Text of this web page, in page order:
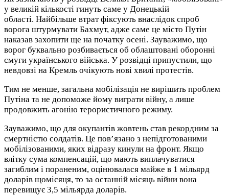
у великій кількості гинуть саме у Донецькій
області. Найбільше втрат фіксують внаслідок спроб
ворога штурмувати Бахмут, адже саме це місто Путін
наказав захопити ще на початку осені. Зауважимо, що
ворог буквально розбивається об облаштовані оборонні
смуги українського війська. У розвідці припустили, що
невдовзі на Кремль очікують нові хвилі протестів.
Тим не менше, загальна мобілізація не вирішить проблем
Путіна та не допоможе йому виграти війну, а лише
продовжить агонію терористичного режиму.
Зауважимо, що для окупантів жовтень став рекордним за
смертністю солдатів. Це пов’язано з непідготованими
мобілізованими, яких відразу кинули на фронт. Якщо
влітку сума компенсацій, що мають виплачуватися
загиблим і пораненим, оцінювалася майже в 1 мільярд
доларів щомісяця, то за останній місяць війни вона
перевищує 3,5 мільярда доларів.